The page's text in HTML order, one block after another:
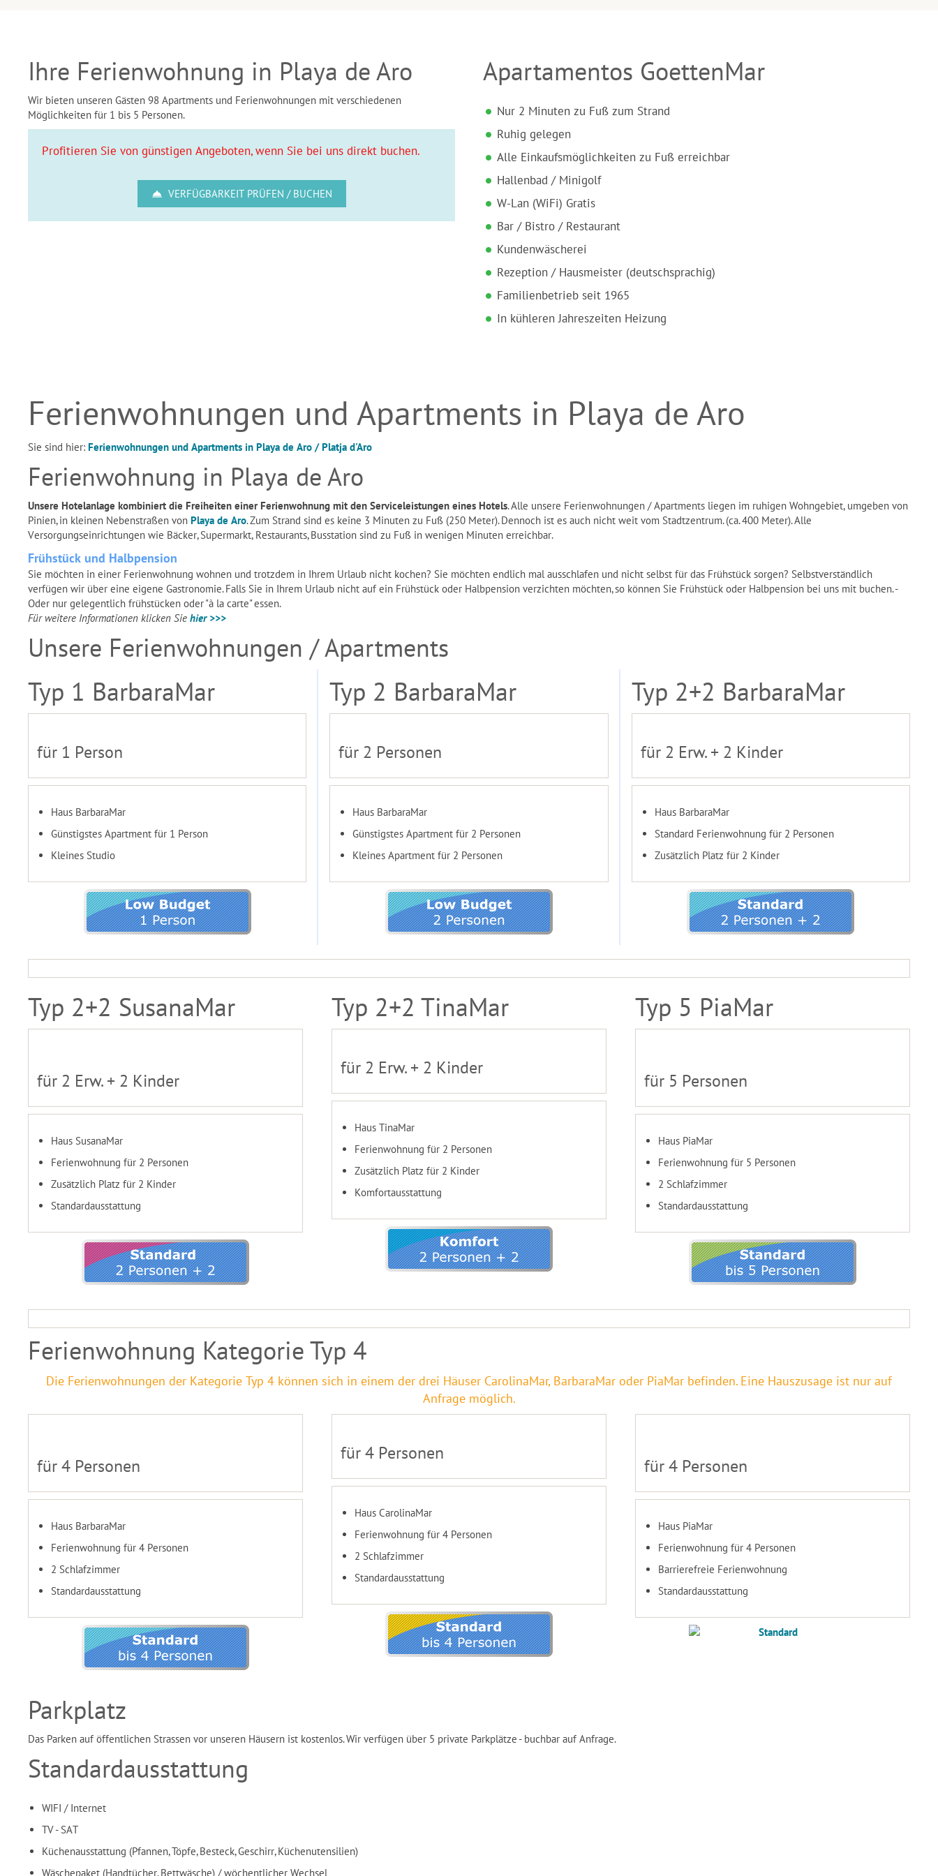
Ihre Ferienwohnung in Playa de Aro
Wir bieten unseren Gästen 98 Apartments und Ferienwohnungen mit verschiedenen
Möglichkeiten für 1 bis 5 Personen.
Profitieren Sie von günstigen Angeboten, wenn Sie bei uns direkt buchen.
VERFÜGBARKEIT PRÜFEN / BUCHEN
Apartamentos GoettenMar
Nur 2 Minuten zu Fuß zum Strand
Ruhig gelegen
Alle Einkaufsmöglichkeiten zu Fuß erreichbar
Hallenbad / Minigolf
W-Lan (WiFi) Gratis
Bar / Bistro / Restaurant
Kundenwäscherei
Rezeption / Hausmeister (deutschsprachig)
Familienbetrieb seit 1965
In kühleren Jahreszeiten Heizung
Ferienwohnungen und Apartments in Playa de Aro
Sie sind hier: Ferienwohnungen und Apartments in Playa de Aro / Platja d'Aro
Ferienwohnung in Playa de Aro
Unsere Hotelanlage kombiniert die Freiheiten einer Ferienwohnung mit den Serviceleistungen eines Hotels. Alle unsere Ferienwohnungen / Apartments liegen im ruhigen Wohngebiet, umgeben von
Pinien, in kleinen Nebenstraßen von Playa de Aro. Zum Strand sind es keine 3 Minuten zu Fuß (250 Meter). Dennoch ist es auch nicht weit vom Stadtzentrum. (ca. 400 Meter). Alle
Versorgungseinrichtungen wie Bäcker, Supermarkt, Restaurants, Busstation sind zu Fuß in wenigen Minuten erreichbar.
Frühstück und Halbpension
Sie möchten in einer Ferienwohnung wohnen und trotzdem in Ihrem Urlaub nicht kochen? Sie möchten endlich mal ausschlafen und nicht selbst für das Frühstück sorgen? Selbstverständlich
verfügen wir über eine eigene Gastronomie. Falls Sie in Ihrem Urlaub nicht auf ein Frühstück oder Halbpension verzichten möchten, so können Sie Frühstück oder Halbpension bei uns mit buchen. -
Oder nur gelegentlich frühstücken oder "à la carte" essen.
Für weitere Informationen klicken Sie hier >>>
Unsere Ferienwohnungen / Apartments
Typ 1 BarbaraMar
für 1 Person
Haus BarbaraMar
Günstigstes Apartment für 1 Person
Kleines Studio
Typ 2 BarbaraMar
für 2 Personen
Haus BarbaraMar
Günstigstes Apartment für 2 Personen
Kleines Apartment für 2 Personen
Typ 2+2 BarbaraMar
für 2 Erw. + 2 Kinder
Haus BarbaraMar
Standard Ferienwohnung für 2 Personen
Zusätzlich Platz für 2 Kinder
Typ 2+2 SusanaMar
für 2 Erw. + 2 Kinder
Haus SusanaMar
Ferienwohnung für 2 Personen
Zusätzlich Platz für 2 Kinder
Standardausstattung
Typ 2+2 TinaMar
für 2 Erw. + 2 Kinder
Haus TinaMar
Ferienwohnung für 2 Personen
Zusätzlich Platz für 2 Kinder
Komfortausstattung
Typ 5 PiaMar
für 5 Personen
Haus PiaMar
Ferienwohnung für 5 Personen
2 Schlafzimmer
Standardausstattung
Ferienwohnung Kategorie Typ 4
Die Ferienwohnungen der Kategorie Typ 4 können sich in einem der drei Häuser CarolinaMar, BarbaraMar oder PiaMar befinden. Eine Hauszusage ist nur auf
Anfrage möglich.
für 4 Personen
Haus BarbaraMar
Ferienwohnung für 4 Personen
2 Schlafzimmer
Standardausstattung
für 4 Personen
Haus CarolinaMar
Ferienwohnung für 4 Personen
2 Schlafzimmer
Standardausstattung
für 4 Personen
Haus PiaMar
Ferienwohnung für 4 Personen
Barrierefreie Ferienwohnung
Standardausstattung
Parkplatz
Das Parken auf öffentlichen Strassen vor unseren Häusern ist kostenlos. Wir verfügen über 5 private Parkplätze - buchbar auf Anfrage.
Standardausstattung
WIFI / Internet
TV - SAT
Küchenausstattung (Pfannen, Töpfe, Besteck, Geschirr, Küchenutensilien)
Wäschepaket (Handtücher,Bettwäsche) / wöchentlicher Wechsel